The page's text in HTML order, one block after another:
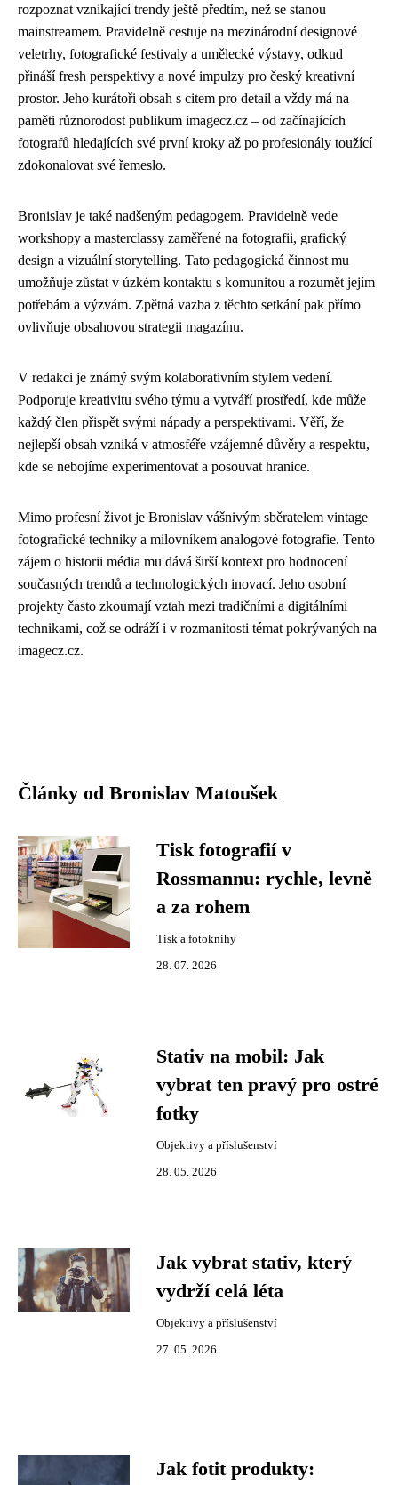
rozpoznat vznikající trendy ještě předtím, než se stanou
mainstreamem. Pravidelně cestuje na mezinárodní designové
veletrhy, fotografické festivaly a umělecké výstavy, odkud
přináší fresh perspektivy a nové impulzy pro český kreativní
prostor. Jeho kurátoři obsah s citem pro detail a vždy má na
paměti různorodost publikum imagecz.cz – od začínajících
fotografů hledajících své první kroky až po profesionály toužící
zdokonalovat své řemeslo.
Bronislav je také nadšeným pedagogem. Pravidelně vede
workshopy a masterclassy zaměřené na fotografii, grafický
design a vizuální storytelling. Tato pedagogická činnost mu
umožňuje zůstat v úzkém kontaktu s komunitou a rozumět jejím
potřebám a výzvám. Zpětná vazba z těchto setkání pak přímo
ovlivňuje obsahovou strategii magazínu.
V redakci je známý svým kolaborativním stylem vedení.
Podporuje kreativitu svého týmu a vytváří prostředí, kde může
každý člen přispět svými nápady a perspektivami. Věří, že
nejlepší obsah vzniká v atmosféře vzájemné důvěry a respektu,
kde se nebojíme experimentovat a posouvat hranice.
Mimo profesní život je Bronislav vášnivým sběratelem vintage
fotografické techniky a milovníkem analogové fotografie. Tento
zájem o historii média mu dává širší kontext pro hodnocení
současných trendů a technologických inovací. Jeho osobní
projekty často zkoumají vztah mezi tradičními a digitálními
technikami, což se odráží i v rozmanitosti témat pokrývaných na
imagecz.cz.
Články od Bronislav Matoušek
Tisk fotografií v
Rossmannu: rychle, levně
a za rohem
Tisk a fotoknihy
28. 07. 2026
Stativ na mobil: Jak
vybrat ten pravý pro ostré
fotky
Objektivy a příslušenství
28. 05. 2026
Jak vybrat stativ, který
vydrží celá léta
Objektivy a příslušenství
27. 05. 2026
Jak fotit produkty: